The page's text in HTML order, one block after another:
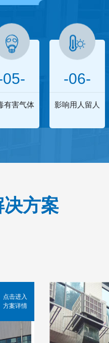
05-
有害气体
-06-
影响用人留人
决方案
点击进入
方案详情